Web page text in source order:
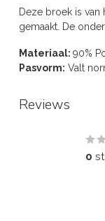
Deze broek is van
gemaakt. De
Materiaal: 90%
Pasvorm: Valt
Reviews
0